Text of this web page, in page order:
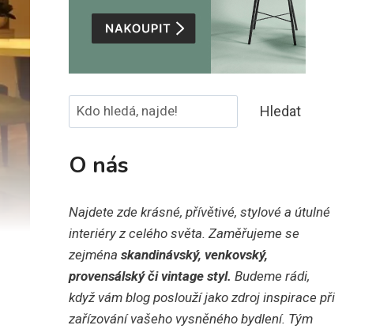
Hledat Hledat
O nás
Najdete zde krásné, přívětivé, stylové a útulné
interiéry z celého světa. Zaměřujeme se
zejménaskandinávský, venkovský,
provensálský či vintage styl. Budeme rádi,
když vám blog poslouží jako zdroj inspirace při
zařízování vašeho vysněného bydlení. Tým